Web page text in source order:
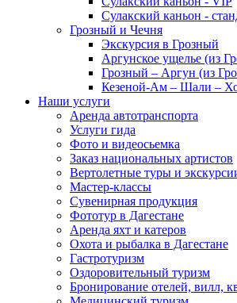
Сулакский каньон -
Грозный и Чечня
Экскурсия в Грозный
Аргунское ущелье (из
Грозный – Аргун (из
Кезеной-Ам – Шали –
Наши услуги
Аренда автотранспорта
Услуги гида
Фото и видеосьемка
Заказ национальных артистов
Вертолетные туры и
Мастер-классы
Сувенирная продукция
Фототур в Дагестане
Аренда яхт и катеров
Охота и рыбалка в Дагестане
Гастротуризм
Оздоровительный туризм
Бронирование отелей, вилл,